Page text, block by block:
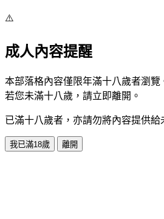
⚠️
成人內容提醒
本部落格內容僅限年滿十八歲者瀏覽
若您未滿十八歲，請立即離開。
已滿十八歲者，亦請勿將內容提供給
我已滿18歲 離開